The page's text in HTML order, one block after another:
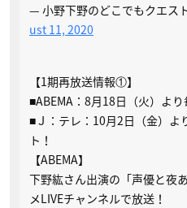
— 小野下野のどこでもクエス
ust 11, 2020
【1期再放送情報①】
■ABEMA：8月18日（火）よ
■Ｊ：テレ：10月2日（金）よ
ト！
【ABEMA】
下野紘さん出演の「声優と夜
メLIVEチャンネルで放送！